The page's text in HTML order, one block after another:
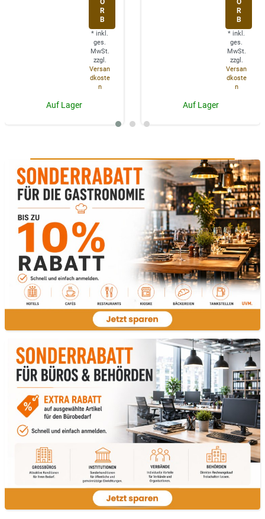
O
R
B
* inkl.
ges.
MwSt.
zzgl.
Versan
dkoste
n
Auf Lager
O
R
B
* inkl.
ges.
MwSt.
zzgl.
Versan
dkoste
n
Auf Lager